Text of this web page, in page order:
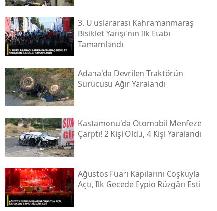
3. Uluslararası Kahramanmaraş
Bisiklet Yarışı'nın Ilk Etabı
Tamamlandı
Adana'da Devrilen Traktörün
Sürücüsü Ağır Yaralandı
Kastamonu'da Otomobil Menfeze
Çarptı! 2 Kişi Öldü, 4 Kişi Yaralandı
Ağustos Fuarı Kapılarını Coşkuyla
Açtı, Ilk Gecede Eypio Rüzgârı Esti